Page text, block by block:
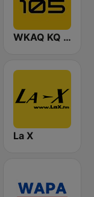
WKAQ KQ 105
La X